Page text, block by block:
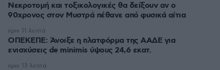
Νεκροτομή και τοξικολογικές θα δείξουν αν ο
90χρονος στον Μυστρά πέθανε από φυσικά αίτια
ΟΠΕΚΕΠΕ: Άνοιξε η πλατφόρμα της ΑΑΔΕ για
ενισχύσεις de minimis ύψους 24,6 εκατ.
πριν 11 λεπτά
πριν 13 λεπτά